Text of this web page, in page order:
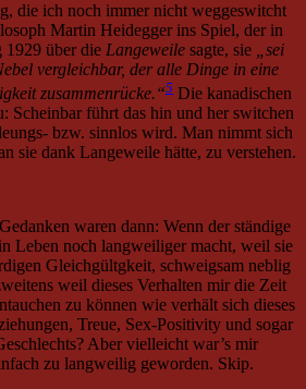
die ich noch immer nicht weggeswitcht
Martin Heidegger ins Spiel, der in
1929 über die Langeweile sagte, sie
„sei
vergleichbar, der alle Dinge in eine
zusammenrücke.“5 Die kanadischen
Scheinbar führt das hin und her switchen
bzw. sinnlos wird. Man nimmt sich
sie dank Langeweile hätte, zu verstehen.
waren dann: Wenn der ständige
Leben noch langweiliger macht, weil sie
Gleichgültgkeit, schweigsam neblig
weil dieses Verhalten mir die Zeit
zu können wie verhält sich dieses
Treue, Sex-Positivity und sogar
Aber vielleicht war’s mir
zu langweilig geworden. Skip.